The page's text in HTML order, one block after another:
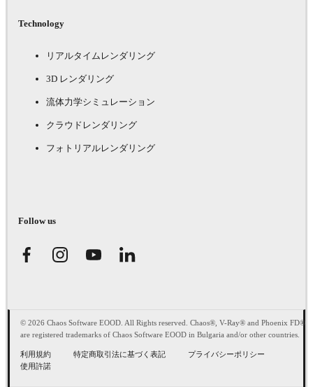
Technology
リアルタイムレンダリング
3D レンダリング
流体力学シミュレーション
クラウドレンダリング
フォトリアルレンダリング
Follow us
© 2026 Chaos Software EOOD. All Rights reserved. Chaos®, V-Ray® and Phoenix FD®
are registered trademarks of Chaos Software EOOD in Bulgaria and/or other countries.
利用規約 特定商取引法に基づく表記
プライバシーポリシー
使用許諾